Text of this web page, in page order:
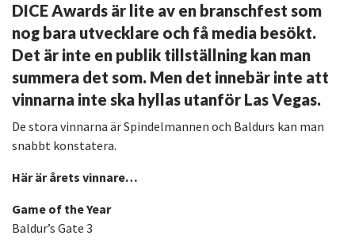
DICE Awards är lite av en branschfest som
nog bara utvecklare och få media besökt.
Det är inte en publik tillställning kan man
summera det som. Men det innebär inte att
vinnarna inte ska hyllas utanför Las Vegas.
De stora vinnarna är Spindelmannen och Baldurs kan man
snabbt konstatera.
Här är årets vinnare…
Game of the Year
Baldur’s Gate 3